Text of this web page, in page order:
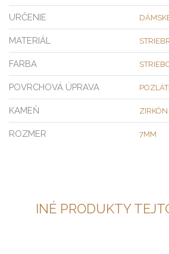
URČENIE
MATERIÁL
FARBA
POVRCHOVÁ ÚPRAVA
KAMEŇ ZIRKÓN
ROZMER 7MM
INÉ PRODUKTY